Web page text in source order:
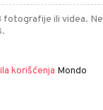
fotografije ili videa. Ne
korišćenja Mondo